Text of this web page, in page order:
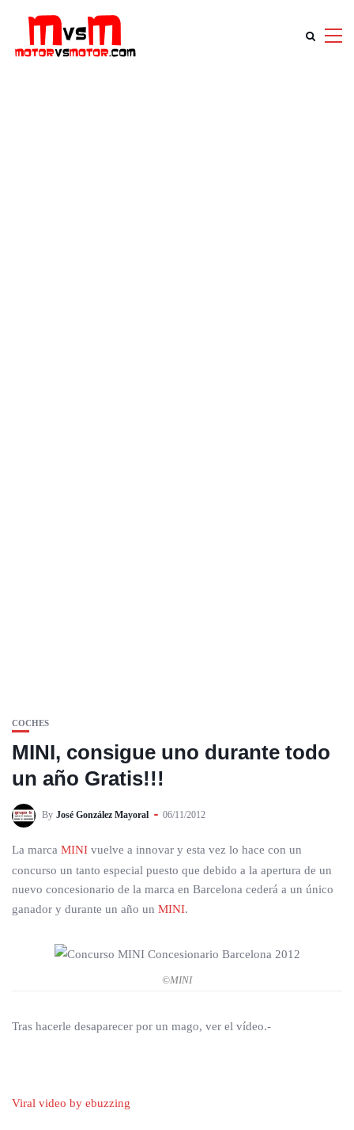
COCHES
MINI, consigue uno durante todo
un año Gratis!!!
By José González Mayoral 06/11/2012
La marca MINI vuelve a innovar y esta vez lo hace con un
concurso un tanto especial puesto que debido a la apertura de un
nuevo concesionario de la marca en Barcelona cederá a un único
ganador y durante un año un MINI.
©MINI
Tras hacerle desaparecer por un mago, ver el vídeo.-
Viral video by ebuzzing